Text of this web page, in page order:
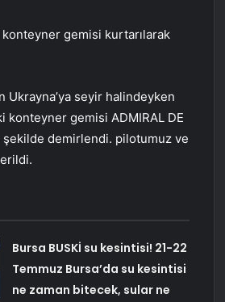
konteyner gemisi kurtarılarak
Ukrayna’ya seyir halindeyken
konteyner gemisi ADMIRAL DE
şekilde demirlendi. pilotumuz ve
Bursa BUSKİ su kesintisi! 21-22
Temmuz Bursa’da su kesintisi
ne zaman bitecek, sular ne